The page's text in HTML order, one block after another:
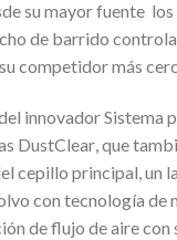
su mayor fuente 
de barrido
competidor más
innovador Sistema
DustClear, que
cepillo principal, un
con tecnología de
de flujo de aire con